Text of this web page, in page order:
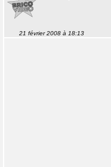
21 février 2008 à 18:13